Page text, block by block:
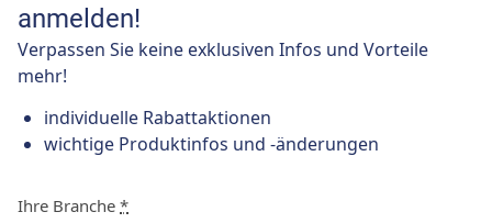
anmelden!
Verpassen Sie keine exklusiven Infos und Vorteile
mehr!
individuelle Rabattaktionen
wichtige Produktinfos und -änderungen
Ihre Branche *